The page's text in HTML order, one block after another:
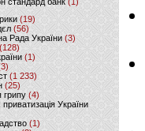
(19)
(56)
Рада України (3)
(1)
(1 233)
(25)
грипу (4)
України
(1)